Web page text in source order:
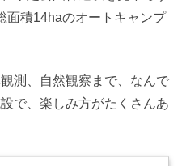
面積14haのオートキャンプ
測、自然観察まで、なんで
で、楽しみ方がたくさんあ